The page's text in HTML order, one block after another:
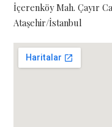
İçerenköy Mah. Çayır
Ataşehir/İstanbul